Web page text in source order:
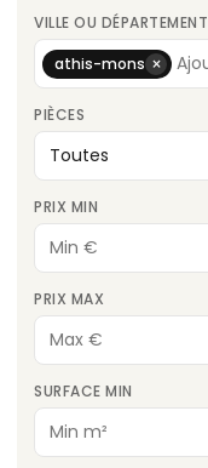
VILLE OU DÉPARTEMENT
athis-mons ×
PIÈCES
PRIX MIN
PRIX MAX
SURFACE MIN